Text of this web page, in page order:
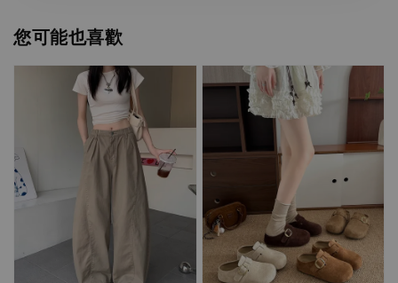
您可能也喜歡